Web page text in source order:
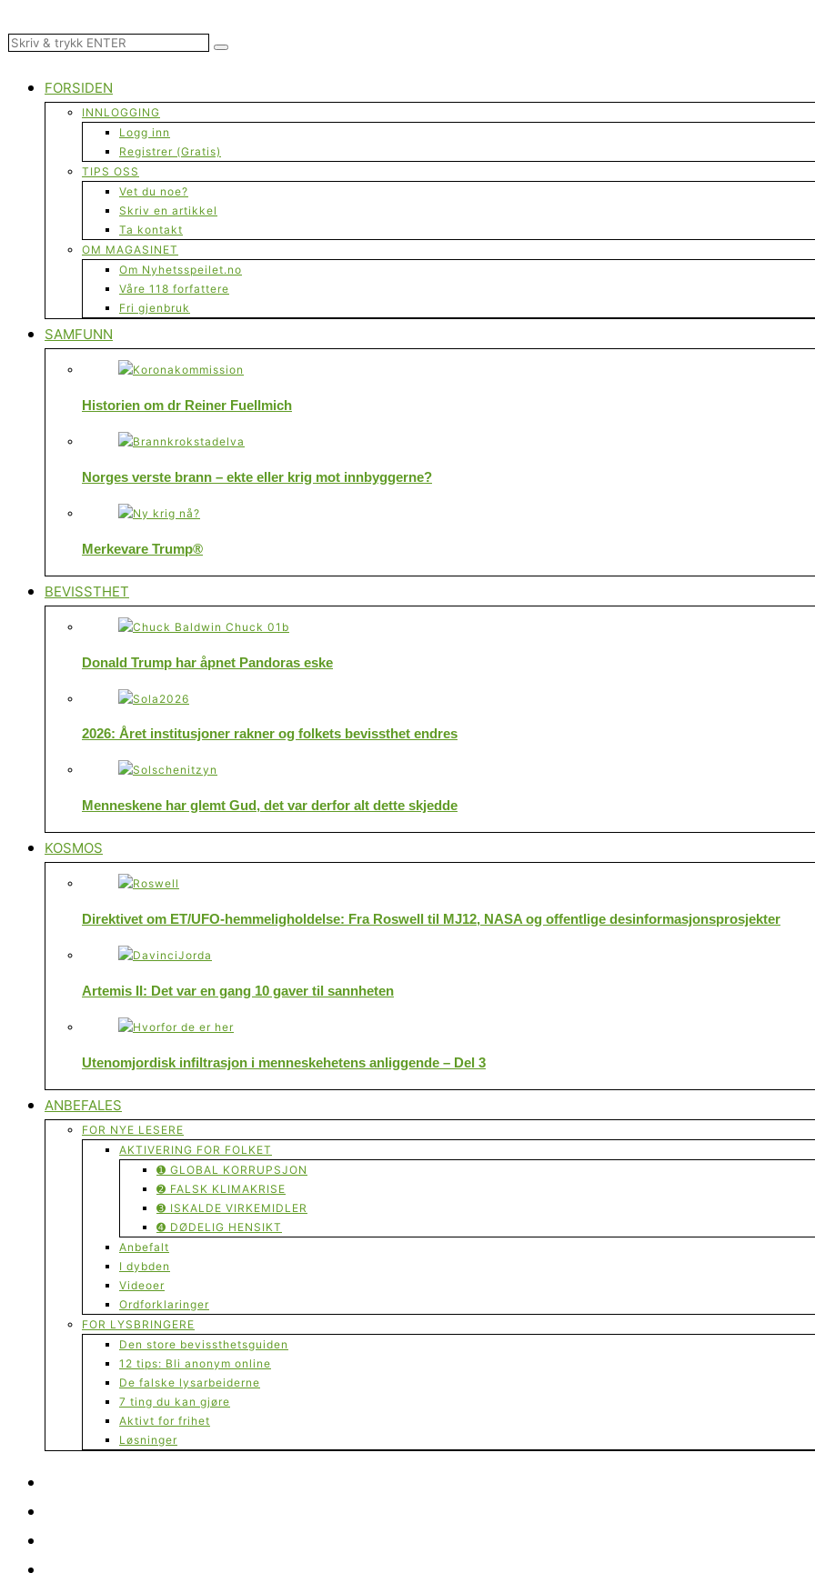
FORSIDEN
INNLOGGING
Logg inn
Registrer (Gratis)
TIPS OSS
Vet du noe?
Skriv en artikkel
Ta kontakt
OM MAGASINET
Om Nyhetsspeilet.no
Våre 118 forfattere
Fri gjenbruk
SAMFUNN
Historien om dr Reiner Fuellmich
Norges verste brann – ekte eller krig mot innbyggerne?
Merkevare Trump®
BEVISSTHET
Donald Trump har åpnet Pandoras eske
2026: Året institusjoner rakner og folkets bevissthet endres
Menneskene har glemt Gud, det var derfor alt dette skjedde
KOSMOS
Direktivet om ET/UFO-hemmeligholdelse: Fra Roswell til MJ12, NASA og offentlige desinformasjonsprosjekter
Artemis II: Det var en gang 10 gaver til sannheten
Utenomjordisk infiltrasjon i menneskehetens anliggende – Del 3
ANBEFALES
FOR NYE LESERE
AKTIVERING FOR FOLKET
➊ GLOBAL KORRUPSJON
➋ FALSK KLIMAKRISE
➌ ISKALDE VIRKEMIDLER
➍ DØDELIG HENSIKT
Anbefalt
I dybden
Videoer
Ordforklaringer
FOR LYSBRINGERE
Den store bevissthetsguiden
12 tips: Bli anonym online
De falske lysarbeiderne
7 ting du kan gjøre
Aktivt for frihet
Løsninger